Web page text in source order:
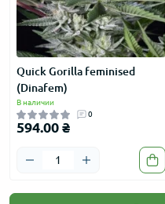
Quick Gorilla feminised
(Dinafem)
В наличии
0
594.00 ₴